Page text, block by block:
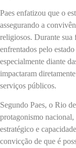
Paes enfatizou que o
assegurando a
religiosos. Durante sua
enfrentados pelo
especialmente diante
impactaram
serviços públicos.
Segundo Paes, o Rio
protagonismo nacional,
estratégico e
convicção de que é